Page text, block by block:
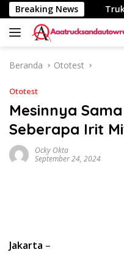
Langsung
ke
konten
Breaking News
340 Km Truk
Beranda Ototest
Ototest
Mesinnya
Seberapa Irit
Ocky Okta
September 24, 2024
Jakarta –